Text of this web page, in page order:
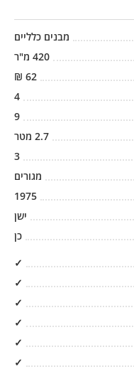
מבנים כלליים
420 מ"ר
62
₪
4
9
2.7 מטר
3
מגורים
1975
ישן
כן
✓
✓
✓
✓
✓
✓